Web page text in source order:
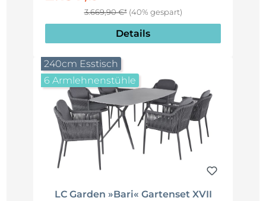
3.669,90 €* (40% gespart)
Details
240cm Esstisch
6 Armlehnenstühle
LC Garden »Bari« Gartenset XVII